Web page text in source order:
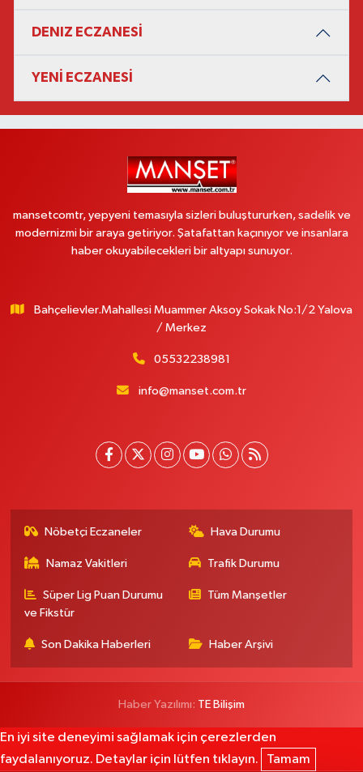
DENIZ ECZANESİ
YENİ ECZANESİ
mansetcomtr, yepyeni temasıyla sizleri buluştururken, sadelik ve
modernizmi bir araya getiriyor. Şatafattan kaçınıyor ve insanlara
haber okuyabilecekleri bir altyapı sunuyor.
Bahçelievler.Mahallesi Muammer Aksoy Sokak No:1/2 Yalova
/ Merkez
05532238981
info@manset.com.tr
Nöbetçi Eczaneler Hava Durumu
Namaz Vakitleri Trafik Durumu
Süper Lig Puan Durumu
ve Fikstür
Tüm Manşetler
Son Dakika Haberleri Haber Arşivi
Haber Yazılımı: TE Bilişim
En iyi site deneyimi sağlamak için çerezlerden
faydalanıyoruz. Detaylar için lütfen tıklayın.
Tamam